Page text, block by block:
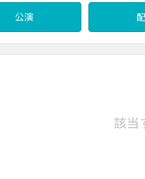
公演
該当